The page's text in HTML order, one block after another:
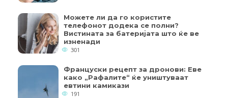
Можете ли да го користите
телефонот додека се полни?
Вистината за батеријата што ќе ве
изненади
301
Француски рецепт за дронови: Еве
како „Рафалите“ ќе уништуваат
евтини камикази
191